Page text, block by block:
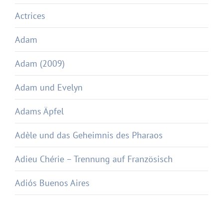
Actrices
Adam
Adam (2009)
Adam und Evelyn
Adams Äpfel
Adèle und das Geheimnis des Pharaos
Adieu Chérie – Trennung auf Französisch
Adiós Buenos Aires